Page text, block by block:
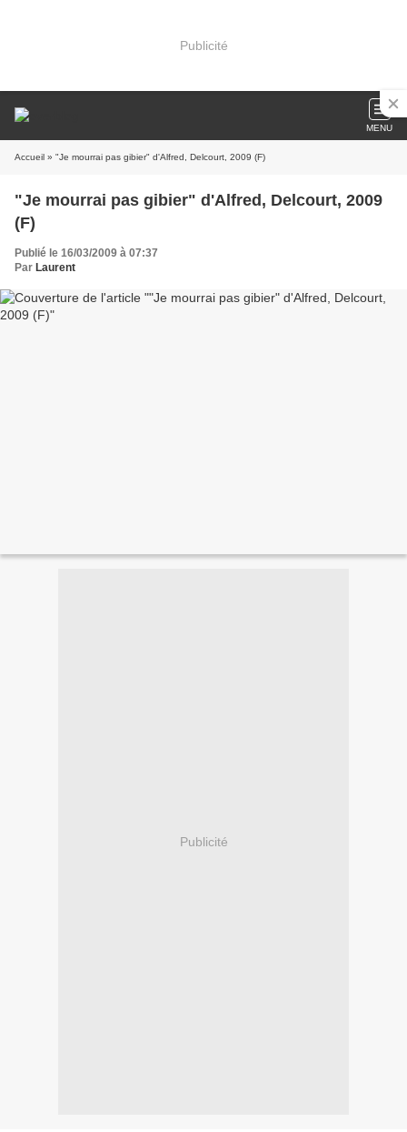
Publicité
MENU
Accueil » "Je mourrai pas gibier" d'Alfred, Delcourt, 2009 (F)
"Je mourrai pas gibier" d'Alfred, Delcourt, 2009
(F)
Publié le 16/03/2009 à 07:37
Par Laurent
Publicité